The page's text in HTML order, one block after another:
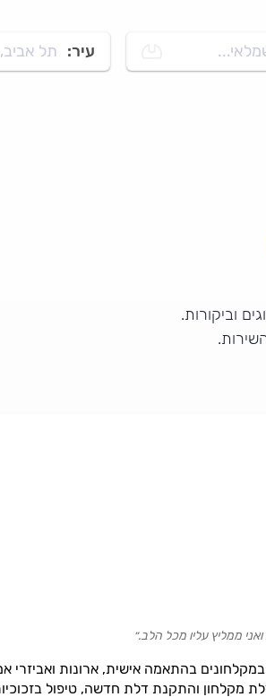
עיר: תל
וביקורות.
בהתאמה אישית, ארונות ואביזרי
מקלחון והתקנת דלת חדשה, טיפול
ממליץ עליו מכל הלב.״